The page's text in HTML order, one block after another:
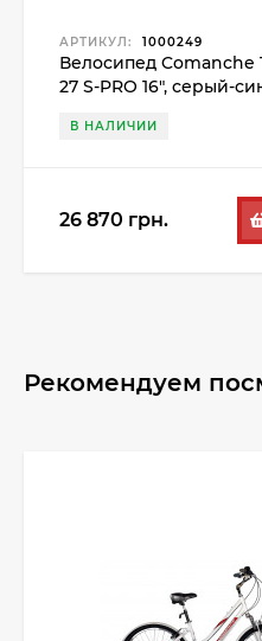
АРТИКУЛ: 1000249
Велосипед Comanche
27 S-PRO 16", серый-
В НАЛИЧИИ
26 870 грн.
Рекомендуем